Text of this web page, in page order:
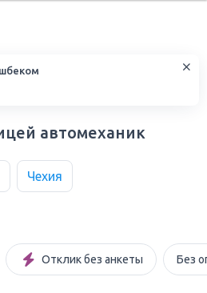
автомеханик
Чехия
Отклик без анкеты Без